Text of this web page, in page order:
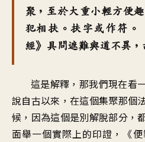
聚，至於大重小輕方便
犯相扶。扶字或作符。
經》具問遮難與道不異，
這是解釋，那我們現在看
說自古以來，在這個集聚那個
候，因為這個是別解脫部分，
面舉一個實際上的印證，《便